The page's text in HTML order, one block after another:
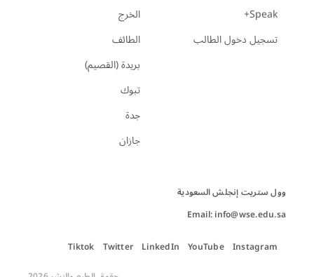
Speak+
تسجيل دخول الطالب
الخرج
الطائف
بريدة (القصيم)
تبوك
جدة
جازان
وول ستريت إنجلش السعودية
Email: info@wse.edu.sa
Instagram
YouTube
LinkedIn
Twitter
Tiktok